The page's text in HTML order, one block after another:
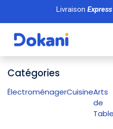
Se rendre au contenu
Livraison Express
Catégories
ÉlectroménagerCuisineArts
de
Table